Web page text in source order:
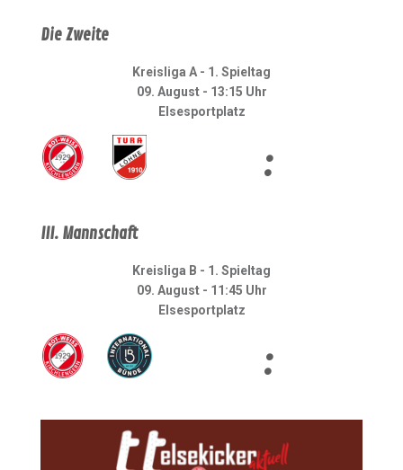
Die Zweite
Kreisliga A - 1. Spieltag
09. August - 13:15 Uhr
Elsesportplatz
:
III. Mannschaft
Kreisliga B - 1. Spieltag
09. August - 11:45 Uhr
Elsesportplatz
: